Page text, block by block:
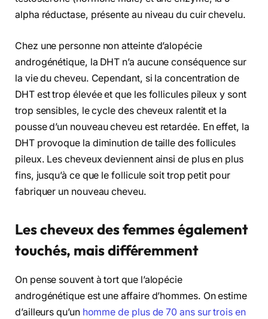
alpha réductase, présente au niveau du cuir chevelu.
Chez une personne non atteinte d’alopécie
androgénétique, la DHT n’a aucune conséquence sur
la vie du cheveu. Cependant, si la concentration de
DHT est trop élevée et que les follicules pileux y sont
trop sensibles, le cycle des cheveux ralentit et la
pousse d’un nouveau cheveu est retardée. En effet, la
DHT provoque la diminution de taille des follicules
pileux. Les cheveux deviennent ainsi de plus en plus
fins, jusqu’à ce que le follicule soit trop petit pour
fabriquer un nouveau cheveu.
Les cheveux des femmes également
touchés, mais différemment
On pense souvent à tort que l’alopécie
androgénétique est une affaire d’hommes. On estime
d’ailleurs qu’un homme de plus de 70 ans sur trois en